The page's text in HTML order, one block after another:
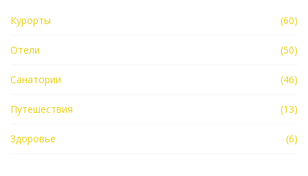
Курорты (60)
Отели (50)
Санатории (46)
Путешествия (13)
Здоровье (6)